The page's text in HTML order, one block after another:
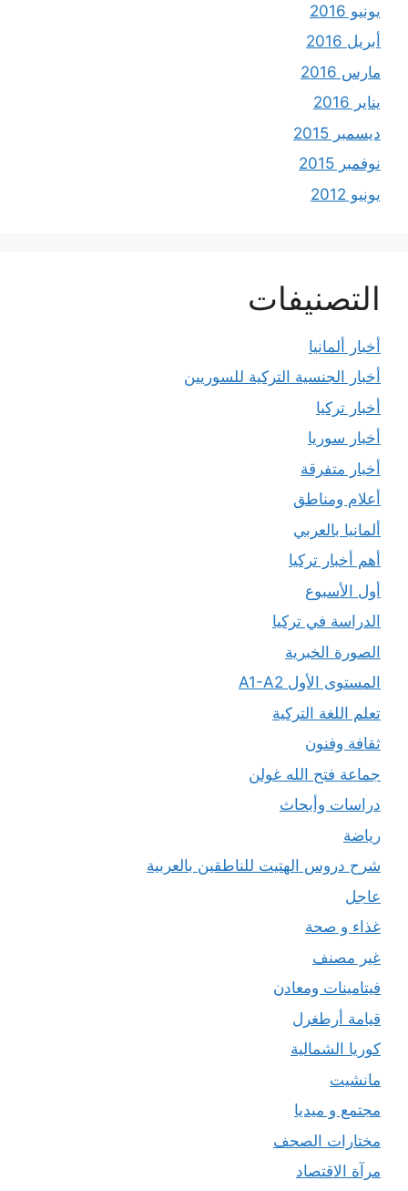
يونيو 2016
أبريل 2016
مارس 2016
يناير 2016
ديسمبر 2015
نوفمبر 2015
يونيو 2012
التصنيفات
أخبار ألمانيا
أخبار الجنسية التركية للسوريين
أخبار تركيا
أخبار سوريا
أخبار متفرقة
أعلام ومناطق
ألمانيا بالعربي
أهم أخبار تركيا
أول الأسبوع
الدراسة في تركيا
الصورة الخبرية
المستوى الأول A1-A2
تعلم اللغة التركية
ثقافة وفنون
جماعة فتح الله غولن
دراسات وأبحاث
رياضة
شرح دروس الهتيت للناطقين بالعربية
عاجل
غذاء و صحة
غير مصنف
فيتامينات ومعادن
قيامة أرطغرل
كوريا الشمالية
مانشيت
مجتمع و ميديا
مختارات الصحف
مرآة الاقتصاد